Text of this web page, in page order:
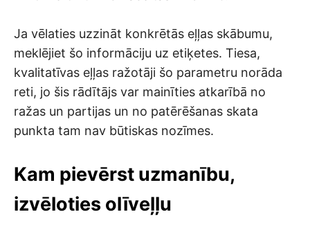
Ja vēlaties uzzināt konkrētās eļļas skābumu,
meklējiet šo informāciju uz etiķetes. Tiesa,
kvalitatīvas eļļas ražotāji šo parametru norāda
reti, jo šis rādītājs var mainīties atkarībā no
ražas un partijas un no patērēšanas skata
punkta tam nav būtiskas nozīmes.
Kam pievērst uzmanību,
izvēloties olīveļļu